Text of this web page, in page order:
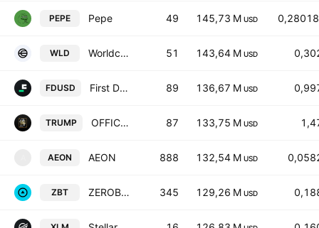
PEPE Pepe 49 145,73 M USD
WLD Worldcoin 51 143,64 M USD
FDUSD First Digital USD 89 136,67 M USD
TRUMP OFFICIAL TRUMP 87 133,75 M USD
AEON AEON 888 132,54 M USD
ZBT ZEROBASE 345 129,26 M USD